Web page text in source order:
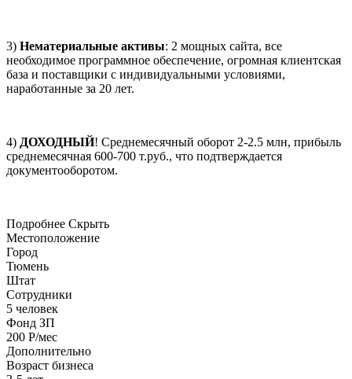
3) Нематериальные активы: 2 мощных сайта, все
необходимое программное обеспечение, огромная клиентская
база и поставщики с индивидуальными условиями,
наработанные за 20 лет.
4) ДОХОДНЫЙ! Среднемесячный оборот 2-2.5 млн, прибыль
среднемесячная 600-700 т.руб., что подтверждается
документооборотом.
Подробнее Скрыть
Местоположение
Город
Тюмень
Штат
Сотрудники
5 человек
Фонд ЗП
200 Р/мес
Дополнительно
Возраст бизнеса